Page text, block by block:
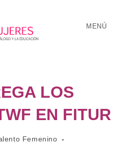
MENÚ
LOS
EN FITUR
Femenino